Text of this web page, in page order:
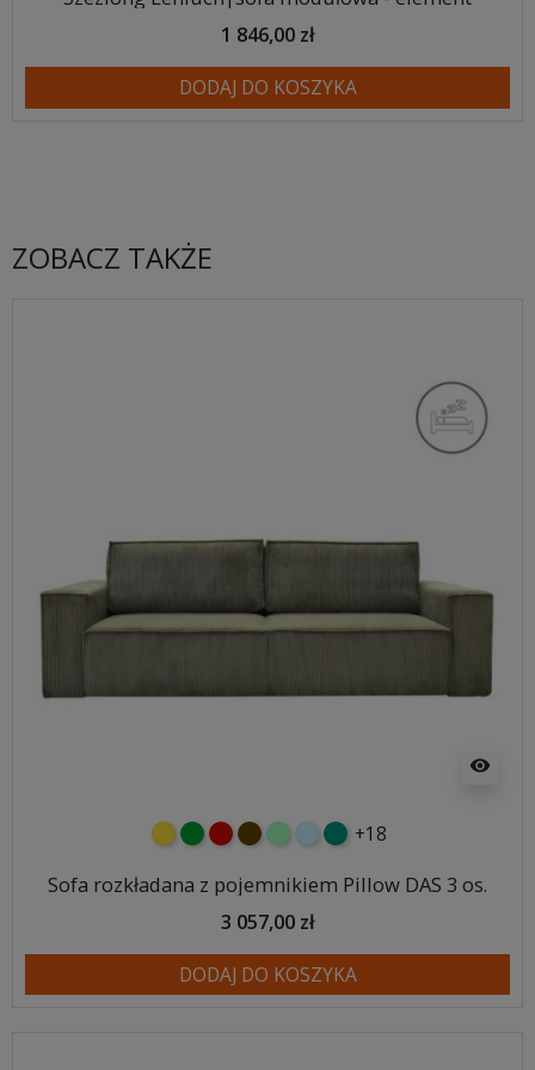
1 846,00 zł
DODAJ DO KOSZYKA
ZOBACZ TAKŻE
visibility
żółtyzielonyczerwony
czekoladowy
miętowybłękitny
turkusowy
+18
Sofa rozkładana z pojemnikiem Pillow DAS 3 os.
3 057,00 zł
DODAJ DO KOSZYKA